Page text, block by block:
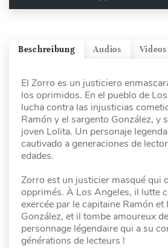
Videos
Audios
Beschreibung
El Zorro es un justiciero
los oprimidos. En el pueblo de
lucha contra las injusticias
Ramón y el sargento González, y
joven Lolita. Un personaje
cautivado a generaciones de
edades.
Zorro est un justicier masqué qui
opprimés. À Los Angeles, il lutte
exercée par le capitaine Ramón et
González, et il tombe amoureux
personnage légendaire qui a su
générations de lecteurs !